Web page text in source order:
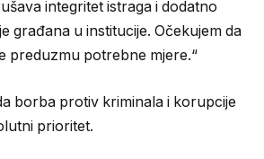
integritet istraga i dodatno
građana u institucije. Očekujem da
preduzmu potrebne mjere.“
borba protiv kriminala i korupcije
prioritet.